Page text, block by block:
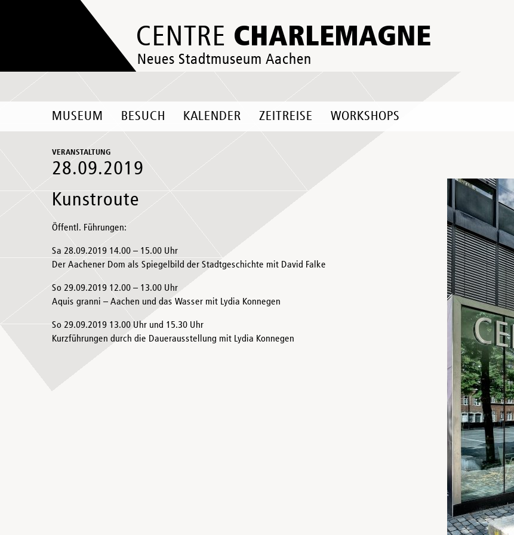
CENTRE CHARLEMAGNE
Neues Stadtmuseum Aachen
MUSEUM BESUCH KALENDER ZEITREISE WORKSHOPS
VERANSTALTUNG
28.09.2019
Kunstroute
Öffentl. Führungen:
Sa 28.09.2019 14.00 – 15.00 Uhr
Der Aachener Dom als Spiegelbild der Stadtgeschichte mit David Falke
So 29.09.2019 12.00 – 13.00 Uhr
Aquis granni – Aachen und das Wasser mit Lydia Konnegen
So 29.09.2019 13.00 Uhr und 15.30 Uhr
Kurzführungen durch die Dauerausstellung mit Lydia Konnegen